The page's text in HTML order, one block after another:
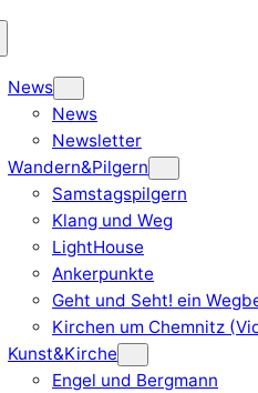
News
News
Newsletter
Wandern&Pilgern
Samstagspilgern
Klang und Weg
LightHouse
Ankerpunkte
Geht und Seht! ein
Kirchen um Chemnitz
Kunst&Kirche
Engel und Bergmann